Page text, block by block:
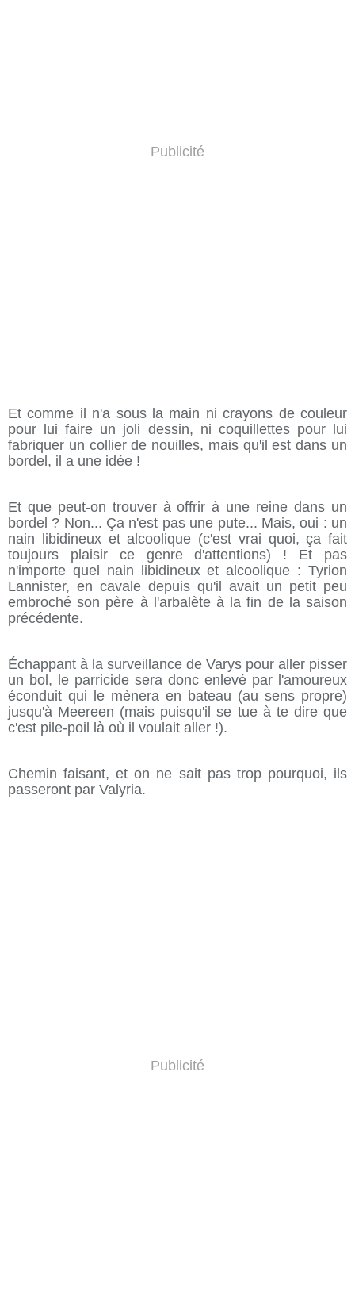
Publicité
Et comme il n'a sous la main ni crayons de couleur
pour lui faire un joli dessin, ni coquillettes pour lui
fabriquer un collier de nouilles, mais qu'il est dans un
bordel, il a une idée !
Et que peut-on trouver à offrir à une reine dans un
bordel ? Non... Ça n'est pas une pute... Mais, oui : un
nain libidineux et alcoolique (c'est vrai quoi, ça fait
toujours plaisir ce genre d'attentions) ! Et pas
n'importe quel nain libidineux et alcoolique : Tyrion
Lannister, en cavale depuis qu'il avait un petit peu
embroché son père à l'arbalète à la fin de la saison
précédente.
Échappant à la surveillance de Varys pour aller pisser
un bol, le parricide sera donc enlevé par l'amoureux
éconduit qui le mènera en bateau (au sens propre)
jusqu'à Meereen (mais puisqu'il se tue à te dire que
c'est pile-poil là où il voulait aller !).
Chemin faisant, et on ne sait pas trop pourquoi, ils
passeront par Valyria.
Publicité